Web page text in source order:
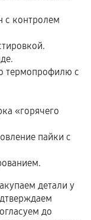
и
отдельно и
влаги,
с контролем
термопрофилю с
«горячего
пайки с
детали у
до